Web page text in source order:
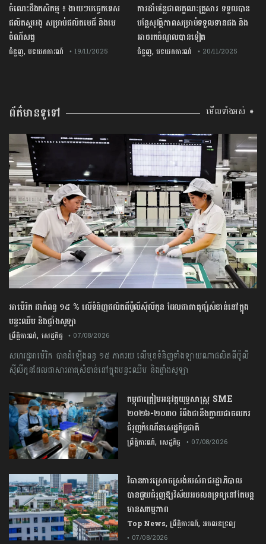
ការដាំបន្លែជាលក្ខណៈគ្រួសារ ទទួលបាន
បន្លែសុវត្ថិភាពសម្រាប់ទទួលទានផង និង
អាចរកចំណូលបានទៀត
ជំនួញ,បទយកការណ៍ • 20/11/2025
ចំណេះដឹងកសិកម្ម ៖ ងាយៗបច្ចេកទេស
ផលិតស្កររងូ សម្រាប់ផលិតមេជី និងមេ
ចំណីសត្វ
ជំនួញ,បទយកការណ៍ • 19/11/2025
ព័ត៌មានទូទៅ មើលទាំងអស់ ➧
អាម៉េរិក ដាក់ពន្ធ ១៥ % លើទំនិញផលិតពីប៉ូលីស៊ីលីកូន ដែលជាធាតុផ្សំសំខាន់នៅក្នុង
បន្ទះឈីប និងផ្ទាំងសូឡា
ព្រឹត្តិការណ៍, សេដ្ឋកិច្ច • 07/08/2026
សហរដ្ឋអាម៉េរិក បានដំឡើងពន្ធ ១៥ ភាគរយ លើមុខទំនិញទាំងឡាយណាផលិតពីប៉ូលី
ស៊ីលីកូនដែលជាសារធាតុសំខាន់នៅក្នុងបន្ទះឈីប និងផ្ទាំងសូឡា
កម្ពុជា​ត្រៀមអនុវត្ត​យុទ្ធសាស្ត្រ​ ​SME​ ​
២០២៦​-​២០៣០​ រំពឹងថានឹងក្លាយ​ជា​ចលករ​
ជំរុញ​កំណើន​សេដ្ឋកិច្ច​ជាតិ​
ព្រឹត្តិការណ៍, សេដ្ឋកិច្ច • 07/08/2026
វិធានការស្រោចស្រង់របស់រាជរដ្ឋាភិបាល​
បាន​ជួយ​ជំរុញឱ្យវិស័យ​អចលនទ្រព្យនៅតែបន្ត​
មានសកម្មភាព
Top News,ព្រឹត្តិការណ៍, អចលនទ្រព្យ
• 07/08/2026